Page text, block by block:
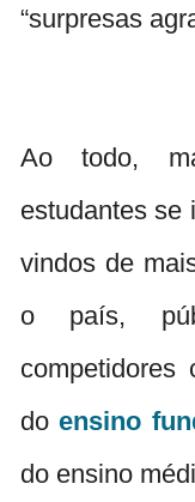
“surpresas
Ao todo,
estudantes se
vindos de
o país,
doensino
do ensino